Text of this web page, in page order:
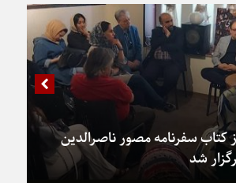
کتاب سفرنامه مصور ناصرالدین
شد